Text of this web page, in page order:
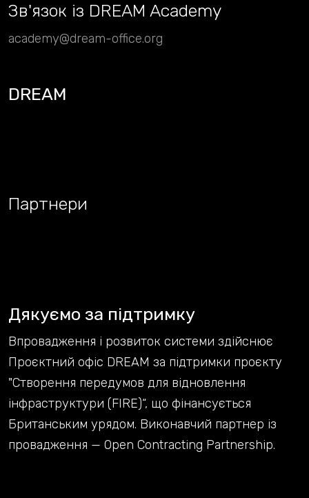
academy@dream-office.org
Дякуємо за підтримку
Партнери
DREAM
Зв'язок із DREAM Academy
Впровадження і розвиток системи здійснює
Проєктний офіс DREAM за підтримки проєкту
"Створення передумов для відновлення
інфраструктури (FIRE)“, що фінансується
Британським урядом. Виконавчий партнер із
провадження — Open Contracting Partnership.